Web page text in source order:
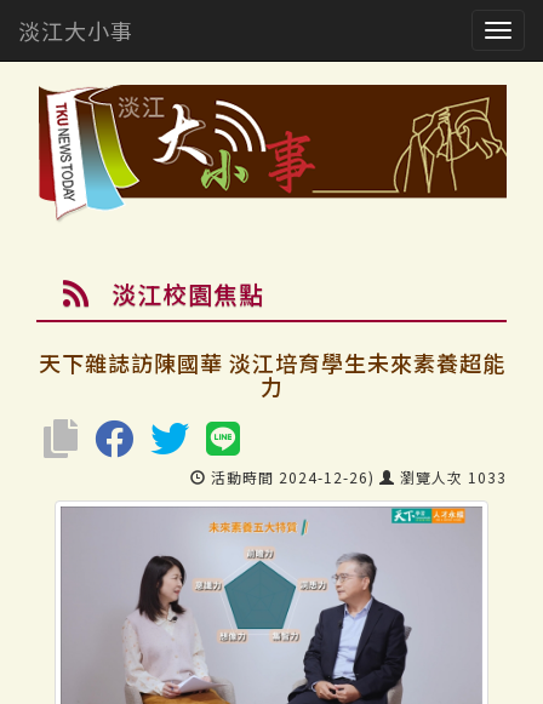
淡江大小事
淡江校園焦點
天下雜誌訪陳國華 淡江培育學生未來素養超能
力
活動時間 2024-12-26) 瀏覽人次 1033